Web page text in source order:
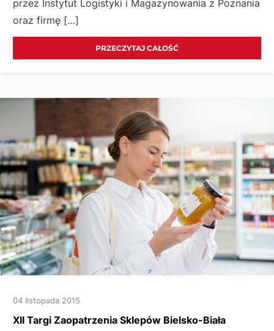
przez Instytut Logistyki i Magazynowania z Poznania
oraz firmę […]
PRZECZYTAJ CAŁOŚĆ
04 listopada 2015
XII Targi Zaopatrzenia Sklepów Bielsko-Biała